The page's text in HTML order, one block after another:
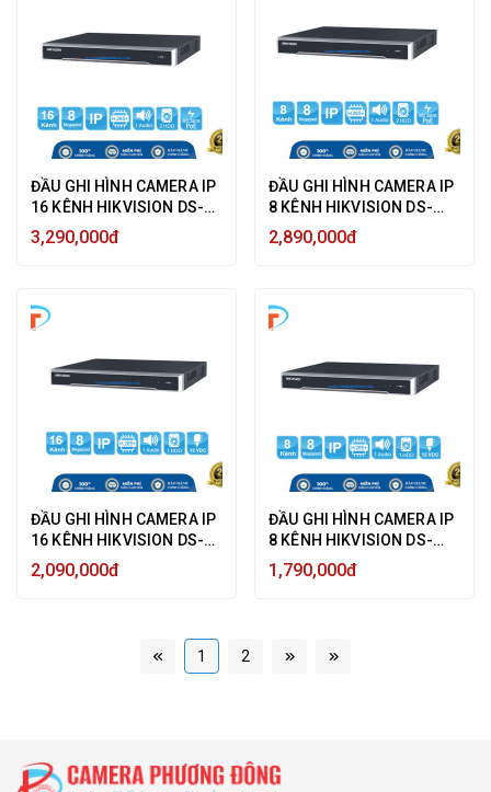
ĐẦU GHI HÌNH CAMERA IP
16 KÊNH HIKVISION DS-
7616NI-K2 ULTRA HD 4K
8MP, 2 HDD SATA - HÀNG
3,290,000đ
ĐẦU GHI HÌNH CAMERA IP
8 KÊNH HIKVISION DS-
7608NI-K2 ULTRA HD 4K
8MP, 2 HDD SATA - HÀNG
2,890,000đ
ĐẦU GHI HÌNH CAMERA IP
16 KÊNH HIKVISION DS-
7616NI-K1 8MP ULTRA HD
4K HIK-CONNECT - HÀNG
2,090,000đ
ĐẦU GHI HÌNH CAMERA IP
8 KÊNH HIKVISION DS-
7608NI-K1 8MP ULTRA HD
4K - HÀNG CHÍNH HÃNG
1,790,000đ
1 2